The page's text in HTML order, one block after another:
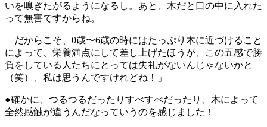
いを嗅ぎたがるようになるし。あと、木だと口の中に入れた
って無害ですからね。
だからこそ、0歳〜6歳の時にはたっぷり木に近づけること
によって、栄養満点にして差し上げたほうが、この五感で勝
負をしている人たちにとっては失礼がないんじゃないかと
（笑）、私は思うんですけれどね！」
●確かに、つるつるだったりすべすべだったり、木によって
全然感触が違うんだなっていうのを感じました！